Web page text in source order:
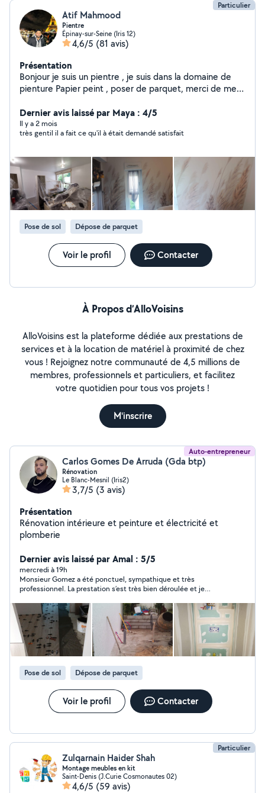
Particulier
Atif Mahmood
Pientre
Épinay-sur-Seine (Iris 12)
4,6/5 (81 avis)
Présentation
Bonjour je suis un pientre , je suis dans la domaine de
pienture Papier peint , poser de parquet, merci de me
Dernier avis laissé par Maya : 4/5
Il y a 2 mois
très gentil il a fait ce qu'il à était demandé satisfait
Pose de sol Dépose de parquet
Voir le profil Contacter
À Propos d’AlloVoisins
AlloVoisins est la plateforme dédiée aux prestations de
services et à la location de matériel à proximité de chez
vous ! Rejoignez notre communauté de 4,5 millions de
membres, professionnels et particuliers, et facilitez
votre quotidien pour tous vos projets !
M'inscrire
Auto-entrepreneur
Carlos Gomes De Arruda (Gda btp)
Rénovation
Le Blanc-Mesnil (Iris2)
3,7/5 (3 avis)
Présentation
Rénovation intérieure et peinture et électricité et
plomberie
Dernier avis laissé par Amal : 5/5
mercredi à 19h
Monsieur Gomez a été ponctuel, sympathique et très
professionnel. La prestation s’est très bien déroulée et je
Pose de sol Dépose de parquet
Voir le profil Contacter
Particulier
Zulqarnain Haider Shah
Montage meubles en kit
Saint-Denis (J.Curie Cosmonautes 02)
4,6/5 (59 avis)